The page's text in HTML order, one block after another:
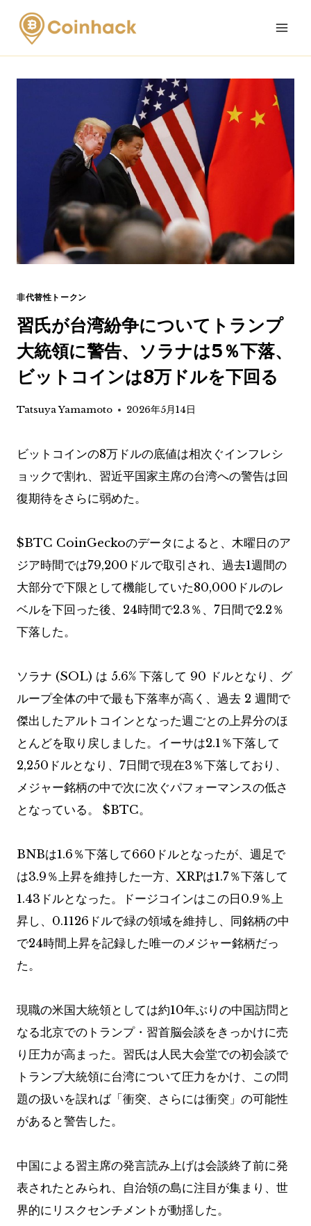
Skip
content
非代替性トークン
習氏が台湾紛争についてトランプ
大統領に警告、ソラナは5％下落、
ビットコインは8万ドルを下回る
Tatsuya Yamamoto 2026年5月14日
ビットコインの8万ドルの底値は相次ぐインフレシ
ョックで割れ、習近平国家主席の台湾への警告は回
復期待をさらに弱めた。
$BTC CoinGeckoのデータによると、木曜日のア
ジア時間では79,200ドルで取引され、過去1週間の
大部分で下限として機能していた80,000ドルのレ
ベルを下回った後、24時間で2.3％、7日間で2.2％
下落した。
ソラナ (SOL) は 5.6% 下落して 90 ドルとなり、グ
ループ全体の中で最も下落率が高く、過去 2 週間で
傑出したアルトコインとなった週ごとの上昇分のほ
とんどを取り戻しました。イーサは2.1％下落して
2,250ドルとなり、7日間で現在3％下落しており、
メジャー銘柄の中で次に次ぐパフォーマンスの低さ
となっている。 $BTC。
BNBは1.6％下落して660ドルとなったが、週足で
は3.9％上昇を維持した一方、XRPは1.7％下落して
1.43ドルとなった。ドージコインはこの日0.9％上
昇し、0.1126ドルで緑の領域を維持し、同銘柄の中
で24時間上昇を記録した唯一のメジャー銘柄だっ
た。
現職の米国大統領としては約10年ぶりの中国訪問と
なる北京でのトランプ・習首脳会談をきっかけに売
り圧力が高まった。習氏は人民大会堂での初会談で
トランプ大統領に台湾について圧力をかけ、この問
題の扱いを誤れば「衝突、さらには衝突」の可能性
があると警告した。
中国による習主席の発言読み上げは会談終了前に発
表されたとみられ、自治領の島に注目が集まり、世
界的にリスクセンチメントが動揺した。